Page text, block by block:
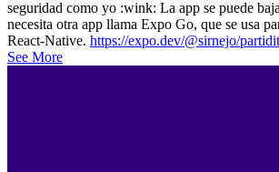
seguridad como yo :wink: La app se puede
necesita otra app llama Expo Go, que se usa
React-Native. https://expo.dev/@sirnejo/
See More